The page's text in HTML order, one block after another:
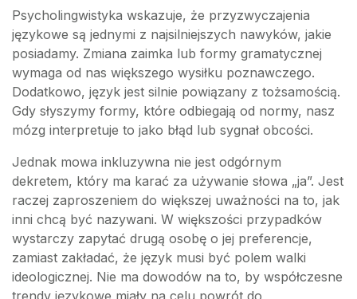
Psycholingwistyka wskazuje, że przyzwyczajenia
językowe są jednymi z najsilniejszych nawyków, jakie
posiadamy. Zmiana zaimka lub formy gramatycznej
wymaga od nas większego wysiłku poznawczego.
Dodatkowo, język jest silnie powiązany z tożsamością.
Gdy słyszymy formy, które odbiegają od normy, nasz
mózg interpretuje to jako błąd lub sygnał obcości.
Jednak mowa inkluzywna nie jest odgórnym
dekretem, który ma karać za używanie słowa „ja”. Jest
raczej zaproszeniem do większej uważności na to, jak
inni chcą być nazywani. W większości przypadków
wystarczy zapytać drugą osobę o jej preferencje,
zamiast zakładać, że język musi być polem walki
ideologicznej. Nie ma dowodów na to, by współczesne